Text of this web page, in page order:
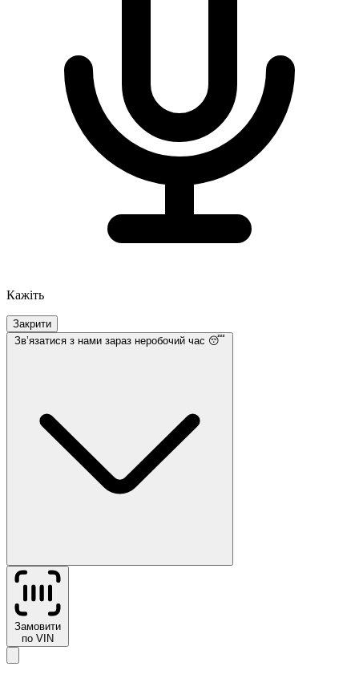
Кажіть
Закрити
Звʼязатися з нами зараз неробочий час 😴
Замовити
по VIN